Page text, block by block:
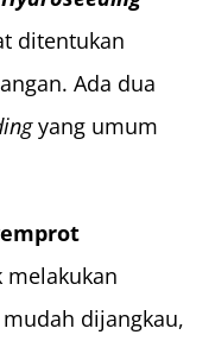
ditentukan
Ada dua
yang umum
dijangkau,